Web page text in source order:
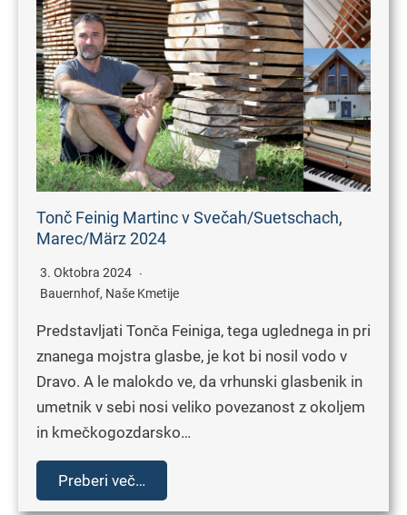
Tonč Feinig Martinc v Svečah/Suetschach,
Marec/März 2024
3. Oktobra 2024
Bauernhof, Naše Kmetije
Predstavljati Tonča Feiniga, tega uglednega in pri
znanega mojstra glasbe, je kot bi nosil vodo v
Dravo. A le malokdo ve, da vrhunski glasbenik in
umetnik v sebi nosi veliko povezanost z okoljem
in kmečkogozdarsko…
Preberi več…